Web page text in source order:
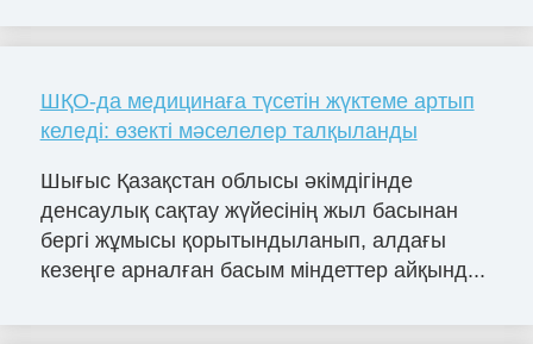
ШҚО-да медицинаға түсетін жүктеме артып
келеді: өзекті мәселелер талқыланды
Шығыс Қазақстан облысы әкімдігінде
денсаулық сақтау жүйесінің жыл басынан
бергі жұмысы қорытындыланып, алдағы
кезеңге арналған басым міндеттер айқынд...